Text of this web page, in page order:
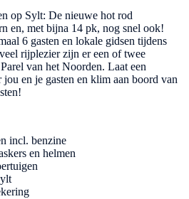
op Sylt: De nieuwe hot rod
en, met bijna 14 pk, nog snel ook!
6 gasten en lokale gidsen tijdens
rijplezier zijn er een of twee
van het Noorden. Laat een
en je gasten en klim aan boord van
incl. benzine
en helmen